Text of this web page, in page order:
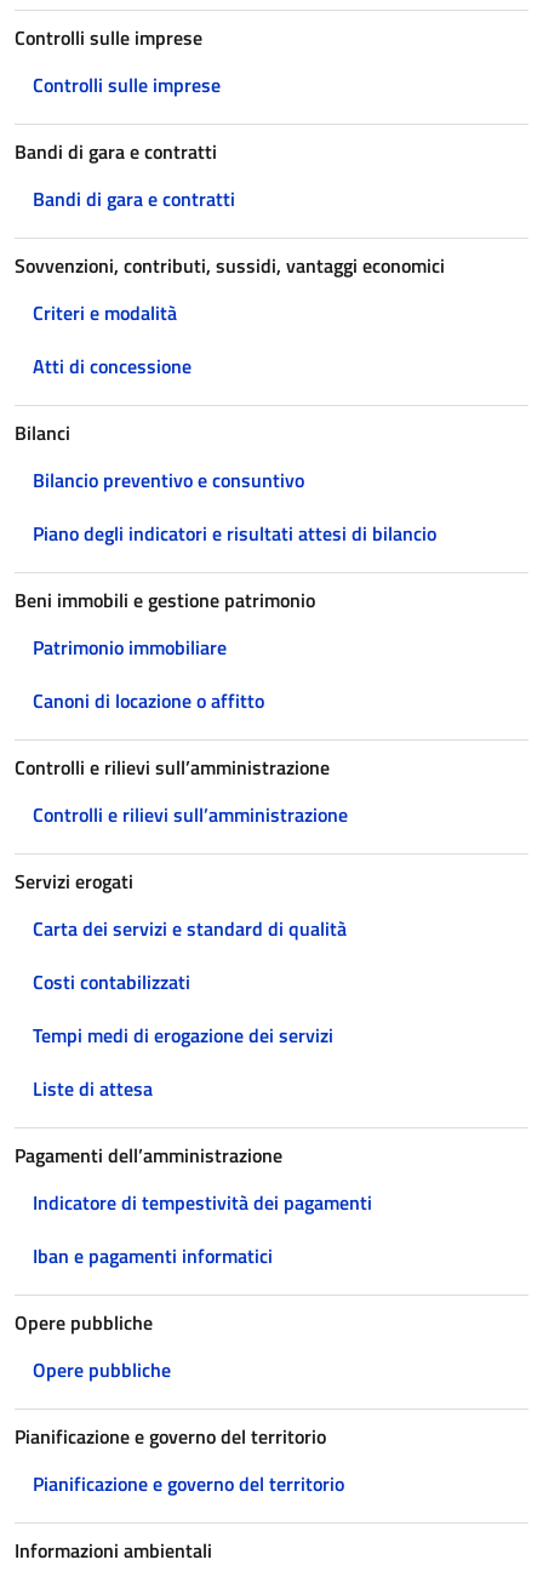
Controlli sulle imprese
Controlli sulle imprese
Bandi di gara e contratti
Bandi di gara e contratti
Sovvenzioni, contributi, sussidi, vantaggi economici
Criteri e modalità
Atti di concessione
Bilanci
Bilancio preventivo e consuntivo
Piano degli indicatori e risultati attesi di bilancio
Beni immobili e gestione patrimonio
Patrimonio immobiliare
Canoni di locazione o affitto
Controlli e rilievi sull’amministrazione
Controlli e rilievi sull’amministrazione
Servizi erogati
Carta dei servizi e standard di qualità
Costi contabilizzati
Tempi medi di erogazione dei servizi
Liste di attesa
Pagamenti dell’amministrazione
Indicatore di tempestività dei pagamenti
Iban e pagamenti informatici
Opere pubbliche
Opere pubbliche
Pianificazione e governo del territorio
Pianificazione e governo del territorio
Informazioni ambientali